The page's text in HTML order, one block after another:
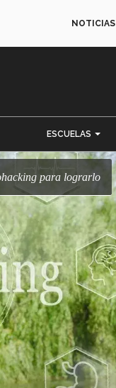
NOTICIAS
ESCUELAS
para lograrlo